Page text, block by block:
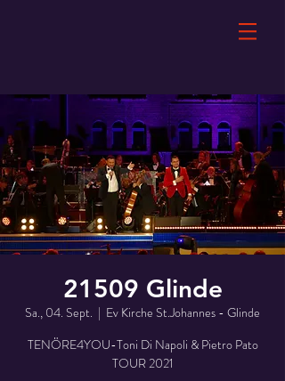
21509 Glinde
Sa., 04. Sept.
  |
Ev Kirche St.Johannes - Glinde
TENÖRE4YOU-Toni Di Napoli & Pietro Pato
TOUR 2021